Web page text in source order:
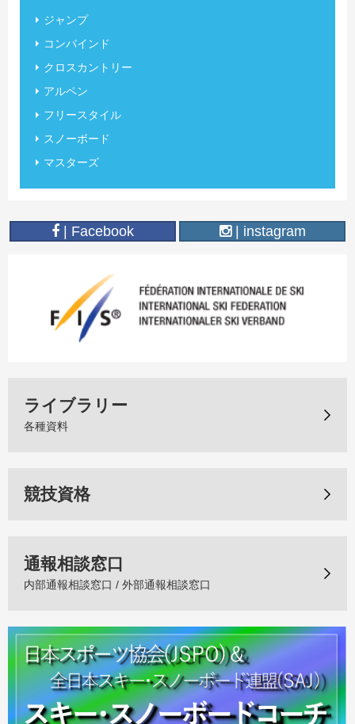
ジャンプ
コンバインド
クロスカントリー
アルペン
フリースタイル
スノーボード
マスターズ
| Facebook | instagram
ライブラリー
各種資料
競技資格
通報相談窓口
内部通報相談窓口 / 外部通報相談窓口